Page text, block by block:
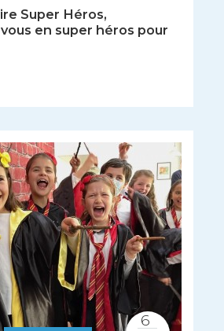
Super Héros,
en super héros pour
6